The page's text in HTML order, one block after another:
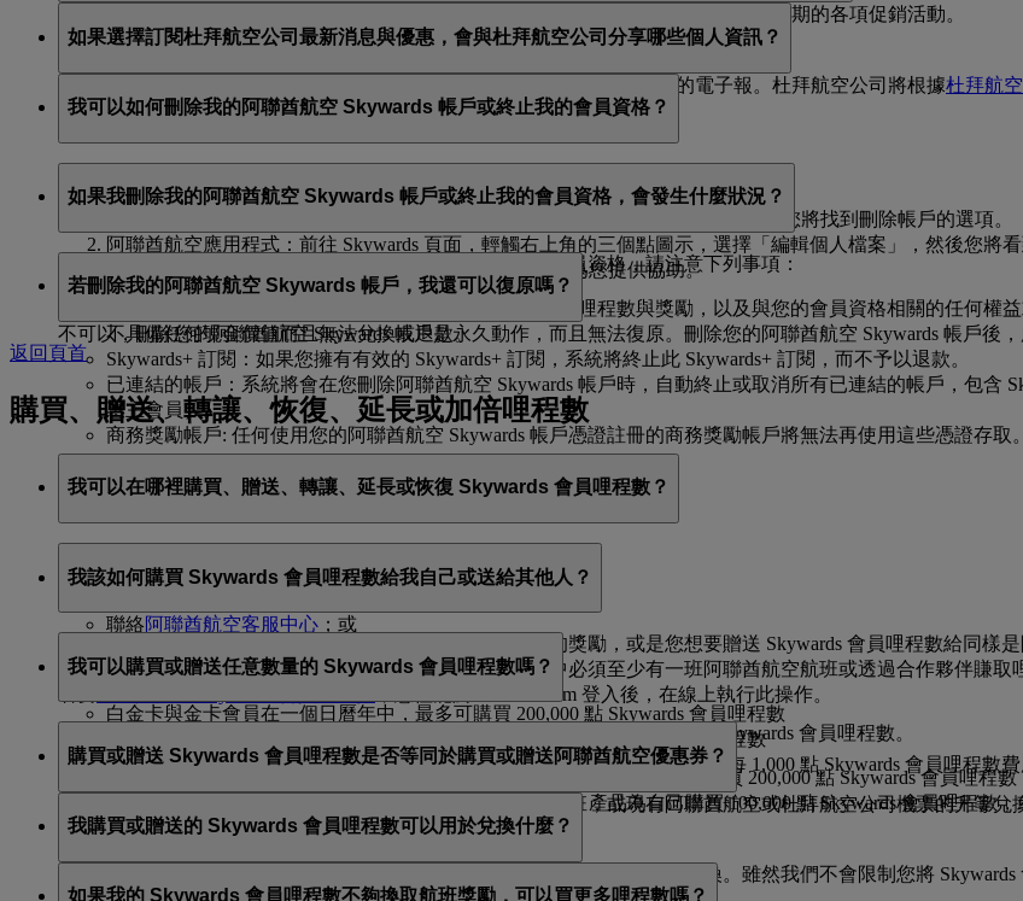
您也將收到所有杜拜航空公司的最新消息與優惠，包含杜拜航空公司和杜拜航空公司假期的各項促銷活動。
如果選擇訂閱杜拜航空公司最新消息與優惠，會與杜拜航空公司分享哪些個人資訊？
我們將與杜拜航空公司分享您的姓名與電子郵件地址，以便讓您接收相關的電子報。杜拜航空公司將根據杜拜航
我可以如何刪除我的阿聯酋航空 Skywards 帳戶或終止我的會員資格？
」，然後您將找到刪除帳戶的選項。
阿聯酋航空應用程式：前往 Skywards 頁面，輕觸右上角的三個點圖示，選擇「編輯個人檔案」，然後您將看
：與我們的團隊交談，我們的團隊將非常樂意為您提供協助。
如果我刪除我的阿聯酋航空 Skywards 帳戶或終止我的會員資格，會發生什麼狀況？
如果您選擇刪除您的阿聯酋航空 Skywards 帳戶或終止您的會員資格，請注意下列事項：
未使用的 Skywards 會員哩程數與獎勵：您所有的未使用哩程數與獎勵，以及與您的會員資格相關的任何
不具備任何現金價值而且無法兌換或退款。
Skywards+ 訂閱：如果您擁有有效的 Skywards+ 訂閱，系統將終止此 Skywards+ 訂閱，而不予以退款。
已連結的帳戶：系統將會在您刪除阿聯酋航空 Skywards 帳戶時，自動終止或取消所有已連結的帳戶，包含
惠主會員）。
商務獎勵帳戶: 任何使用您的阿聯酋航空 Skywards 帳戶憑證註冊的商務獎勵帳戶將無法再使用這些憑證存取
若刪除我的阿聯酋航空 Skywards 帳戶，我還可以復原嗎？
不可以，刪除您的阿聯酋航空 Skywards 帳戶是永久動作，而且無法復原。刪除您的阿聯酋航空 Skywards 帳戶後
返回頁首
購買、贈送、轉讓、恢復、延長或加倍哩程數
我可以在哪裡購買、贈送、轉讓、延長或恢復 Skywards 會員哩程數？
聯絡阿聯酋航空客服中心 ；或
，您僅能於 emirates.com 登入後，在線上執行此操作。
我該如何購買 Skywards 會員哩程數給我自己或送給其他人？
如果您尚未賺取足夠的 Skywards 會員哩程數以兌換您心儀的獎勵，或是您想要贈送 Skywards 會員哩程數給同樣
上購買 Skywards 會員哩程數。購買哩程數的會員，其帳戶中必須至少有一班阿聯酋航空航班或透過合作夥伴賺取
白金卡與金卡會員在一個日曆年中，最多可購買 200,000 點 Skywards 會員哩程數
銀卡與藍卡會員在一個日曆年中，最多可購買 100,000 點 Skywards 會員哩程數
無論是購買或贈送，每次交易至少須購買 2,000 點 Skywards 會員哩程數，每 1,000 點 Skywards 會員哩程數
我可以購買或贈送任意數量的 Skywards 會員哩程數嗎？
購買或贈送的 Skywards 會員哩程數需為 1,000 的倍數，最低數量需為 2,000 點 Skywards 會員哩程數。
白金卡與金卡會員每一個日曆年最多可透過「購買哩程數」產品為自己購買 200,000 點 Skywards 會員哩程
銀卡與藍卡會員每一個日曆年最多可透過「購買哩程數」產品為自己購買 100,000 點 Skywards 會員哩程數
購買或贈送 Skywards 會員哩程數是否等同於購買或贈送阿聯酋航空優惠券？
否。購買或贈送的 Skywards 會員哩程數可以用於經典獎勵航班，或現有阿聯酋航空或杜拜航空公司機票的升等
酋航空產品與服務的現金優惠券使用。
我購買或贈送的 Skywards 會員哩程數可以用於兌換什麼？
您購買或贈送的 Skywards 會員哩程數可以兌換經典獎勵航班，或進行升等兌換。雖然我們不會限制您將
如果我的 Skywards 會員哩程數不夠換取航班獎勵，可以買更多哩程數嗎？